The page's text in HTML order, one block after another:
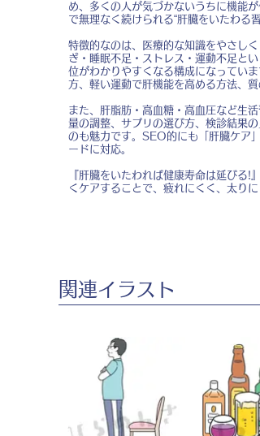
め、多くの人が気づかないうちに機能
で無理なく続けられる“肝臓をいたわる
特徴的なのは、医療的な知識をやさし
ぎ・睡眠不足・ストレス・運動不足と
位がわかりやすくなる構成になってい
方、軽い運動で肝機能を高める方法、
また、肝脂肪・高血糖・高血圧など生
量の調整、サプリの選び方、検診結果
のも魅力です。SEO的にも「肝臓ケア
ードに対応。
『肝臓をいたわれば健康寿命は延びる!
くケアすることで、疲れにくく、太り
​関連イラスト